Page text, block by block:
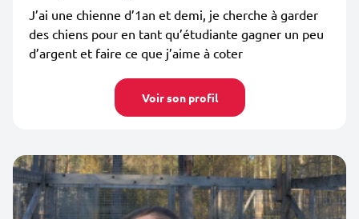
J’ai une chienne d’1an et demi, je cherche à garder
des chiens pour en tant qu’étudiante gagner un peu
d’argent et faire ce que j’aime à coter
Voir son profil